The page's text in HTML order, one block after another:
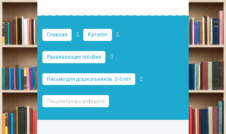
Главная Каталог
Развивающие пособия
Письмо для дошкольников. 3-6 лет
Пишем буквы алфавита